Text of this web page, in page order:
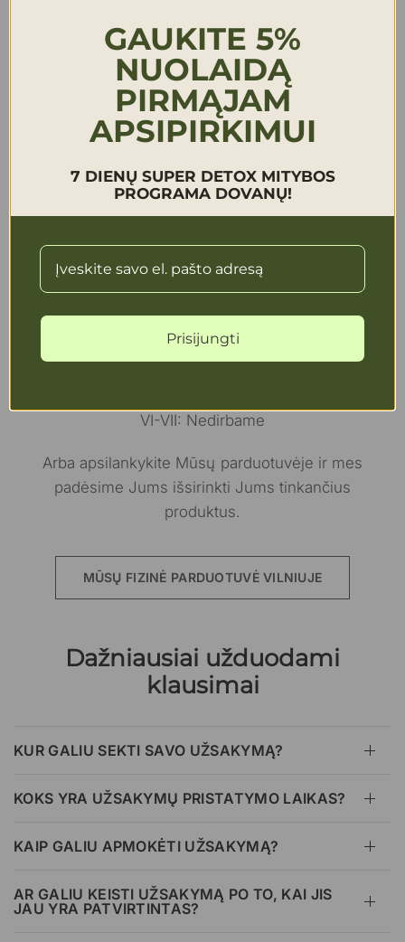
Jei turite klausimų apie produktą skambinkite
studija@grasole.com
Klientų aptarnavimo laikas:
Darbo laikas: I-IV: 9:00-18:00
VI-VII: Nedirbame
Arba apsilankykite Mūsų parduotuvėje ir mes
padėsime Jums išsirinkti Jums tinkančius
produktus.
MŪSŲ FIZINĖ PARDUOTUVĖ VILNIUJE
Dažniausiai užduodami
klausimai
KUR GALIU SEKTI SAVO UŽSAKYMĄ?
KOKS YRA UŽSAKYMŲ PRISTATYMO LAIKAS?
KAIP GALIU APMOKĖTI UŽSAKYMĄ?
AR GALIU KEISTI UŽSAKYMĄ PO TO, KAI JIS
JAU YRA PATVIRTINTAS?
GAUKITE 5%
NUOLAIDĄ
PIRMĄJAM
APSIPIRKIMUI
7 DIENŲ SUPER DETOX MITYBOS
PROGRAMA DOVANŲ!
Prisijungti